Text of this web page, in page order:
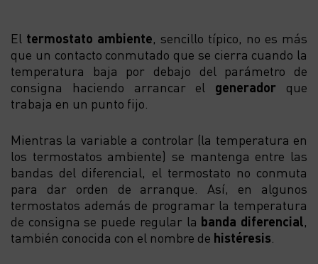
El termostato ambiente, sencillo típico, no es más
que un contacto conmutado que se cierra cuando la
temperatura baja por debajo del parámetro de
consigna haciendo arrancar el generador
que
trabaja en un punto fijo.
Mientras la variable a controlar (la temperatura en
los termostatos ambiente) se mantenga entre las
bandas del diferencial, el termostato no conmuta
para dar orden de arranque. Así, en algunos
termostatos además de programar la temperatura
de consigna se puede regular la banda diferencial,
también conocida con el nombre de histéresis